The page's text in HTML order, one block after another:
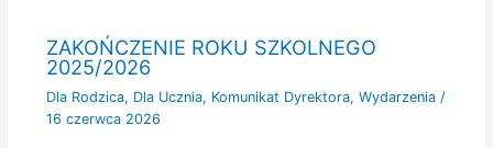
ZAKOŃCZENIE ROKU SZKOLNEGO
2025/2026
Dla Rodzica, Dla Ucznia, Komunikat Dyrektora, Wydarzenia/
16 czerwca 2026